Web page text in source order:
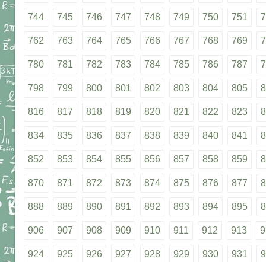
744 745 746 747 748 749 750 751
762 763 764 765 766 767 768 769
780 781 782 783 784 785 786 787
798 799 800 801 802 803 804 805
816 817 818 819 820 821 822 823
834 835 836 837 838 839 840 841
852 853 854 855 856 857 858 859
870 871 872 873 874 875 876 877
888 889 890 891 892 893 894 895
906 907 908 909 910 911 912 913
924 925 926 927 928 929 930 931